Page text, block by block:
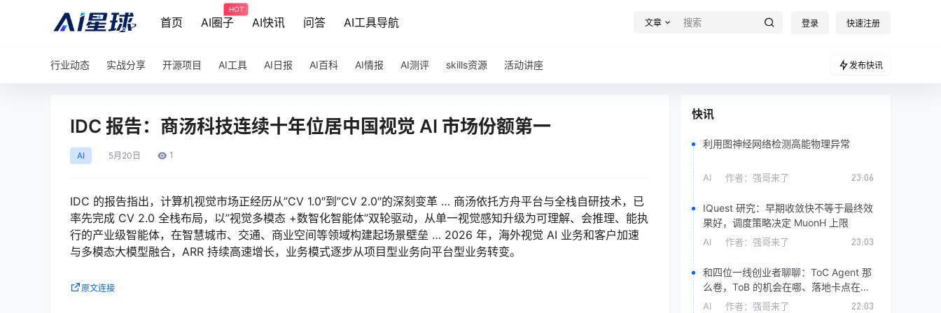
首页 AI圈子
HOT
AI快讯 问答 AI工具导航 文章 登录 快速注册
行业动态 实战分享 开源项目 AI工具 AI日报 AI百科 AI情报 AI测评 skills资源 活动讲座 发布快讯
IDC 报告：商汤科技连续十年位居中国视觉 AI 市场份额第一
AI 5月 20日 1
IDC 的报告指出，计算机视觉市场正经历从”CV 1.0″到”CV 2.0″的深刻变革 … 商汤依托方舟平台与全栈自研技术，已
率先完成 CV 2.0 全栈布局，以”视觉多模态 +数智化智能体”双轮驱动，从单一视觉感知升级为可理解、会推理、能执
行的产业级智能体，在智慧城市、交通、商业空间等领域构建起场景壁垒 … 2026 年，海外视觉 AI 业务和客户加速
与多模态大模型融合，ARR 持续高速增长，业务模式逐步从项目型业务向平台型业务转变。
原文连接
快讯
利用图神经网络检测高能物理异常
AI 作者： 强哥来了 23:06
IQuest 研究：早期收敛快不等于最终效
果好，调度策略决定 MuonH 上限
AI 作者： 强哥来了 23:03
和四位一线创业者聊聊：ToC Agent 那
么卷，ToB 的机会在哪、落地卡点在
哪？
AI 作者： 强哥来了 22:03